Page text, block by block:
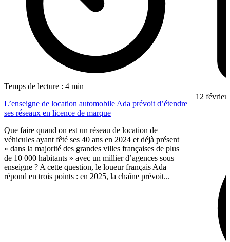
Temps de lecture : 4 min
L’enseigne de location automobile Ada prévoit d’étendre
ses réseaux en licence de marque
Que faire quand on est un réseau de location de
véhicules ayant fêté ses 40 ans en 2024 et déjà présent
« dans la majorité des grandes villes françaises de plus
de 10 000 habitants » avec un millier d’agences sous
enseigne ? A cette question, le loueur français Ada
répond en trois points : en 2025, la chaîne prévoit...
12 février